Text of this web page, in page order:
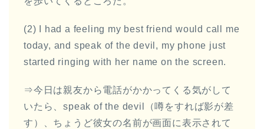
(2) I had a feeling my best friend would call me
today, and speak of the devil, my phone just
started ringing with her name on the screen.
⇒今日は親友から電話がかかってくる気がして
いたら、speak of the devil（噂をすれば影が差
す）、ちょうど彼女の名前が画面に表示されて